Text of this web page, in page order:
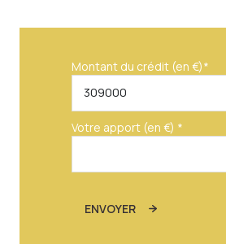
Montant du crédit (en €)*
Votre apport (en €) *
ENVOYER